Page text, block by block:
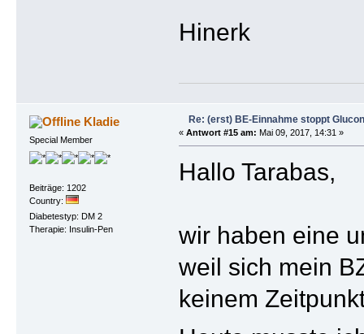
Hinerk
Kladie
Special Member
Beiträge: 1202
Country:
Diabetestyp: DM 2
Therapie: Insulin-Pen
Re: (erst) BE-Einnahme stoppt
« Antwort #15 am: Mai 09, 2017, 14:31 »
Hallo Tarabas,
wir haben eine
weil sich mein
keinem